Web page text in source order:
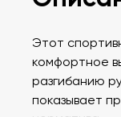
Этот
комфортное
разгибанию
показывает